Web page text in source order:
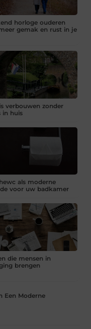
horloge ouderen
gemak en rust in je
verbouwen zonder
in huis
als moderne
voor uw badkamer
die mensen in
brengen
Een Moderne